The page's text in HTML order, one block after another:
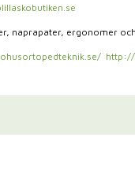
naprapater, ergonomer